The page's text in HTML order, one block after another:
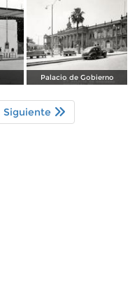
Palacio de Gobierno
Siguiente